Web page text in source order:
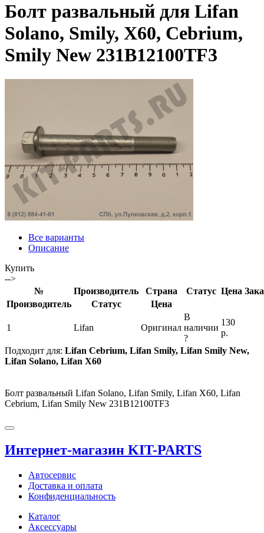
Болт развальный для Lifan
Solano, Smily, X60, Cebrium,
Smily New 231B12100TF3
Все варианты
Описание
Купить
-->
№
Производитель Страна Статус Цена
Производитель
Статус Цена
1 Lifan Оригинал
В
наличии
?
130
р.
Подходит для: Lifan Cebrium, Lifan Smily, Lifan Smily New,
Lifan Solano, Lifan X60
Болт развальный Lifan Solano, Lifan Smily, Lifan X60, Lifan
Cebrium, Lifan Smily New 231B12100TF3
Интернет-магазин KIT-PARTS
Автосервис
Доставка и оплата
Конфиденциальность
Каталог
Аксессуары